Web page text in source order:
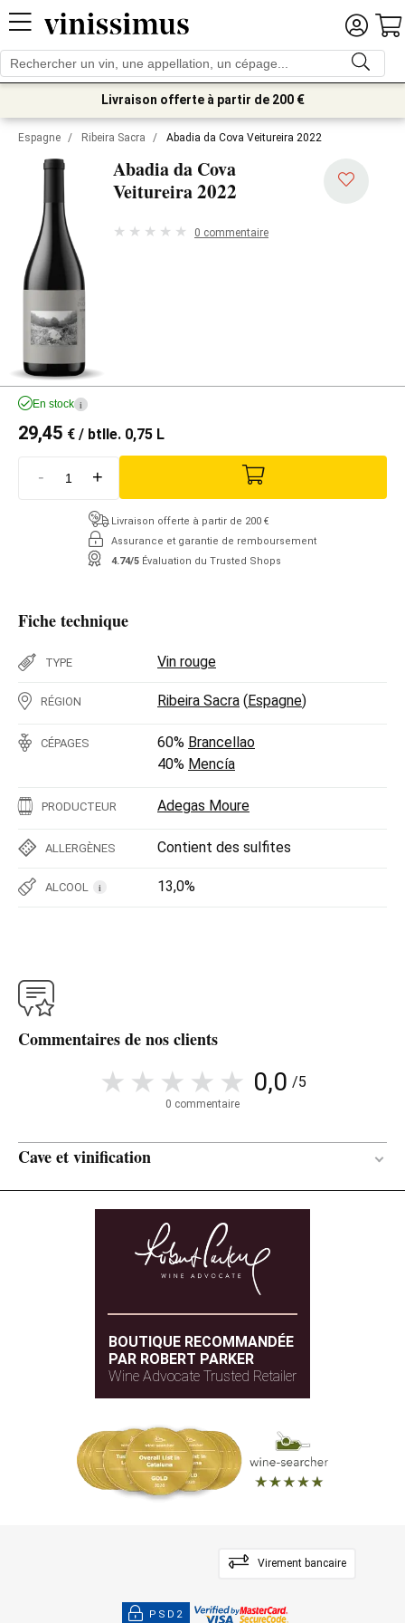
Livraison offerte à partir de 200 €
Espagne / Ribeira Sacra / Abadia da Cova Veitureira 2022
Abadia da Cova
Veitureira2022
0 commentaire
En stock i
29,45 € / btlle. 0,75 L
- +
Livraison offerte à partir de 200 €
Assurance et garantie de remboursement
4.74/5 Évaluation du Trusted Shops
Fiche technique
TYPE Vin rouge
RÉGION Ribeira Sacra (Espagne)
CÉPAGES 60% Brancellao
40% Mencía
PRODUCTEUR Adegas Moure
ALLERGÈNES Contient des sulfites
ALCOOL i 13,0%
Commentaires de nos clients
0,0 /5
0 commentaire
Cave et vinification
De deux et trois ans
Chêne français
BOUTIQUE RECOMMANDÉE
PAR ROBERT PARKER
Wine Advocate Trusted Retailer
Virement bancaire
PSD2